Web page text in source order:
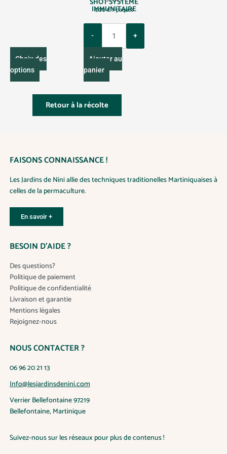
à
1
0
.
Choix des
options
C
e
p
r
d
a
l
u
i
e
r
v
a
r
i
a
o
s
.
e
s
p
IMMUNITAIRE
4.00€/ paquet
a
t
i
t
y
Ajouter au
panier
Retour à la récolte
FAISONS CONNAISSANCE !
Les Jardins de Nini allie des techniques traditionelles Martiniquaises à
celles de la permaculture.
En savoir +
BESOIN D’AIDE ?
Des questions?
Politique de paiement
Politique de confidentialité
Livraison et garantie
Mentions légales
Rejoignez-nous
NOUS CONTACTER ?
06 96 20 21 13
Info@lesjardinsdenini.com
Verrier Bellefontaine 97219
Bellefontaine, Martinique
Suivez-nous sur les réseaux pour plus de contenus !